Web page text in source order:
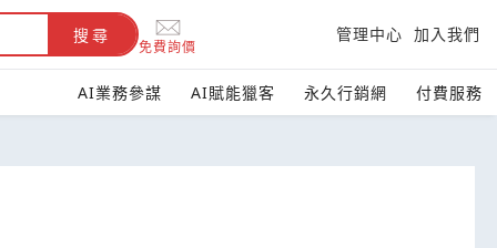
搜尋
免費詢價
管理中心 加入我們
AI業務參謀 AI賦能獵客 永久行銷網 付費服務